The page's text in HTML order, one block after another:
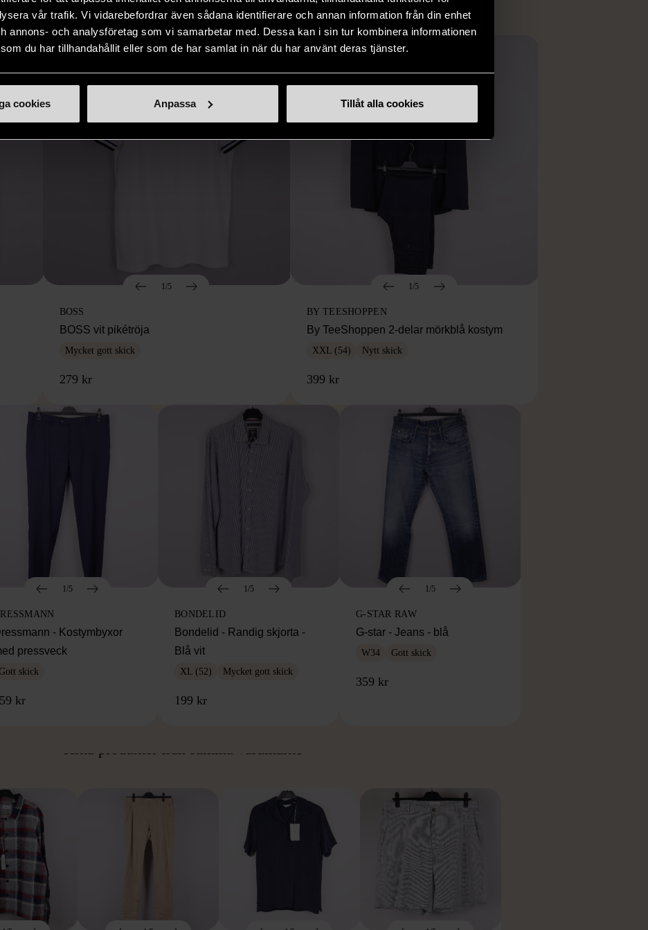
vår trafik. Vi vidarebefordrar även sådana identifierare och annan information från din enhet
annons- och analysföretag som vi samarbetar med. Dessa kan i sin tur kombinera informationen
du har tillhandahållit eller som de har samlat in när du har använt deras tjänster.
cookies Anpassa Tillåt alla cookies
1/5
BOSS
BOSS vit pikétröja
Mycket gott skick
279 kr
1/5
BY TEESHOPPEN
By TeeShoppen 2-delar mörkblå kostym
XXL (54) Nytt skick
399 kr
1/5
- Kostymbyxor
pressveck
skick
kr
1/5
BONDELID
Bondelid - Randig skjorta -
Blå vit
XL (52) Mycket gott skick
199 kr
1/5
G-STAR RAW
G-star - Jeans - blå
W34 Gott skick
359 kr
Hitta produkter från samma varumärke